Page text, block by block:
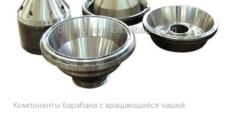
Компоненты барабана с вращающейся чашей